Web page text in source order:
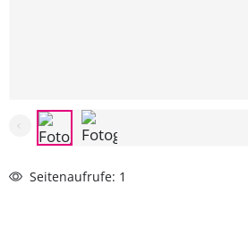
Seitenaufrufe: 1